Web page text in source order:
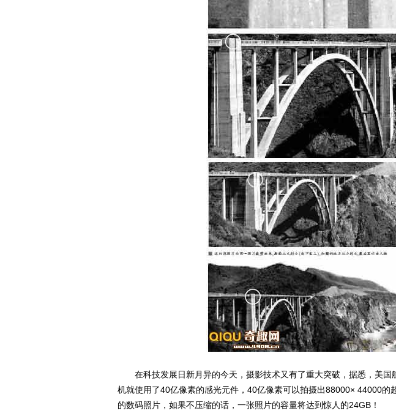
在科技发展日新月异的今天，摄影技术又有了重大突破，据悉，美国
机就使用了40亿像素的感光元件，40亿像素可以拍摄出88000× 44000的
的数码照片，如果不压缩的话，一张照片的容量将达到惊人的24GB！